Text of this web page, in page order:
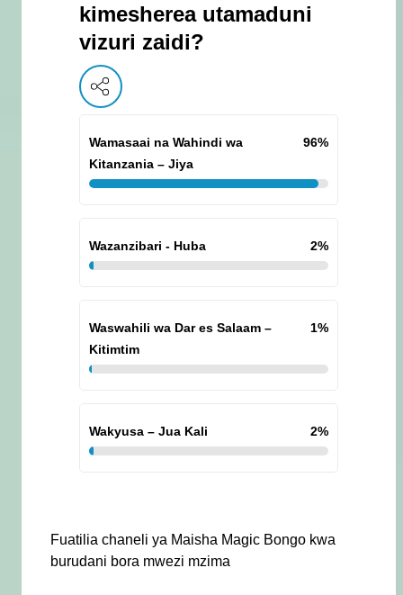
kimesherea utamaduni
vizuri zaidi?
Wamasaai na Wahindi wa
Kitanzania – Jiya
96%
Wazanzibari - Huba 2%
Waswahili wa Dar es Salaam –
Kitimtim
1%
Wakyusa – Jua Kali 2%
Fuatilia chaneli ya Maisha Magic Bongo kwa
burudani bora mwezi mzima